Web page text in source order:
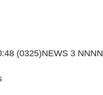
(0325)NEWS 3 NNNN